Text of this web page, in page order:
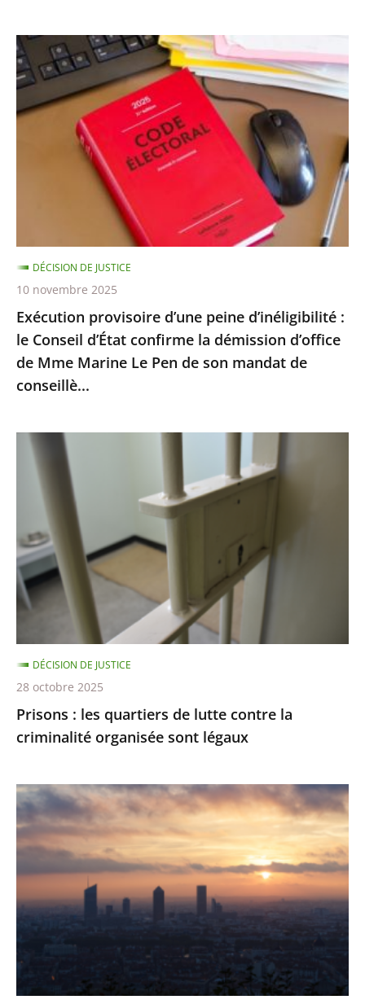
de
Bougival
au
Journal
Exécution
provisoire
d’une
peine
d’inéligibilité
confirme
la
démission
d’office
de
Mme
Marine
Pen
son
mandat
conseillè...
Exécution provisoire d’une peine d’inéligibilité :
le Conseil d’État confirme la démission d’office
de Mme Marine Le Pen de son mandat de
conseillè...
DÉCISION DE JUSTICE
10 novembre 2025
Prisons
quartiers
de
lutte
contre
la
criminalité
organisée
sont
légaux
Prisons : les quartiers de lutte contre la
criminalité organisée sont légaux
DÉCISION DE JUSTICE
28 octobre 2025
Émissions
de
gaz
à
de
serre
:
des
résultats